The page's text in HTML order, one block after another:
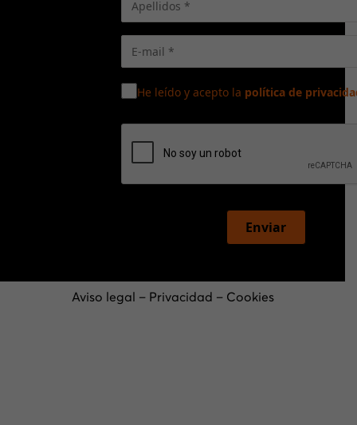
He leído y acepto la política de
Enviar
Aviso legal – Privacidad – Cookies